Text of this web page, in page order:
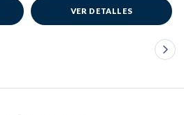
VER DETALLES